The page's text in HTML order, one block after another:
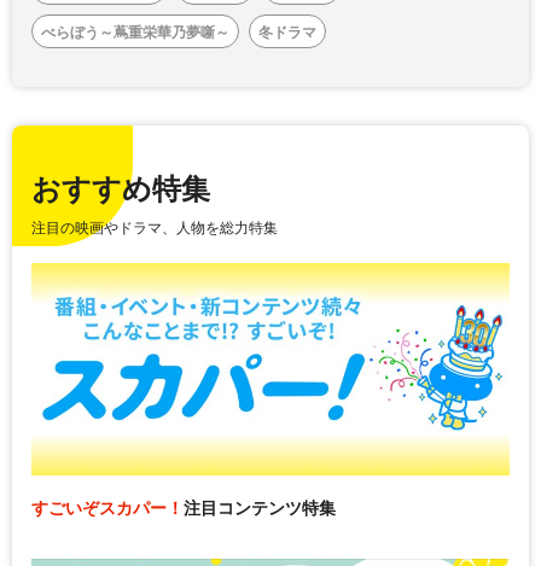
べらぼう～蔦重栄華乃夢噺～
冬ドラマ
おすすめ特集
注目の映画やドラマ、人物を総力特集
すごいぞスカパー！ 注目コンテンツ特集